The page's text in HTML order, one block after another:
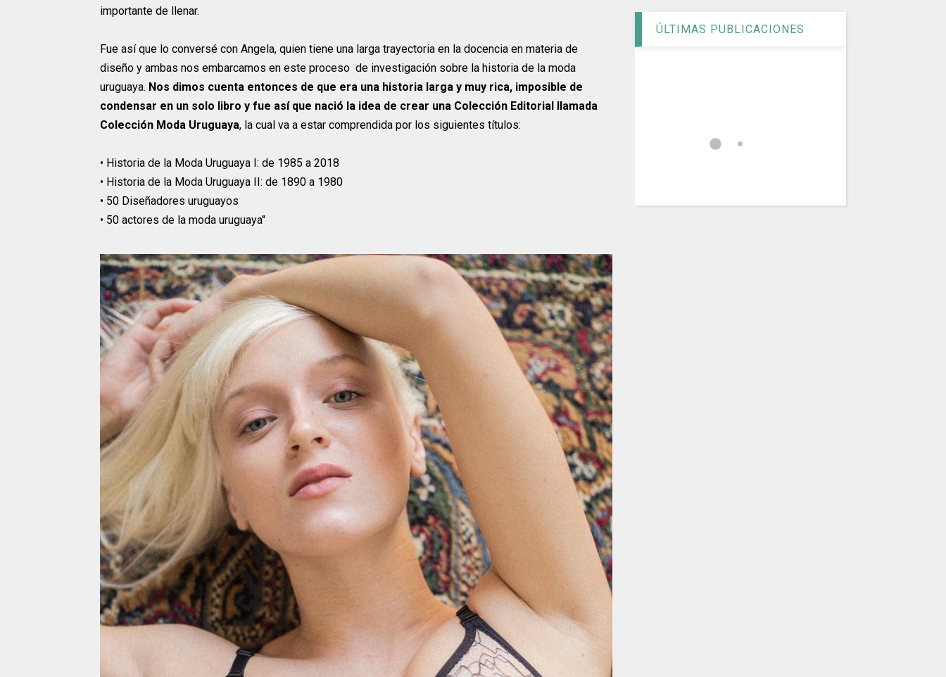
importante de llenar.
Fue así que lo conversé con Angela, quien tiene una larga trayectoria en la docencia en materia de
diseño y ambas nos embarcamos en este proceso de investigación sobre la historia de la moda
uruguaya. Nos dimos cuenta entonces de que era una historia larga y muy rica, imposible de
condensar en un solo libro y fue así que nació la idea de crear una Colección Editorial llamada
Colección Moda Uruguaya, la cual va a estar comprendida por los siguientes títulos:
• Historia de la Moda Uruguaya I: de 1985 a 2018
• Historia de la Moda Uruguaya II: de 1890 a 1980
• 50 Diseñadores uruguayos
• 50 actores de la moda uruguaya"
ÚLTIMAS PUBLICACIONES